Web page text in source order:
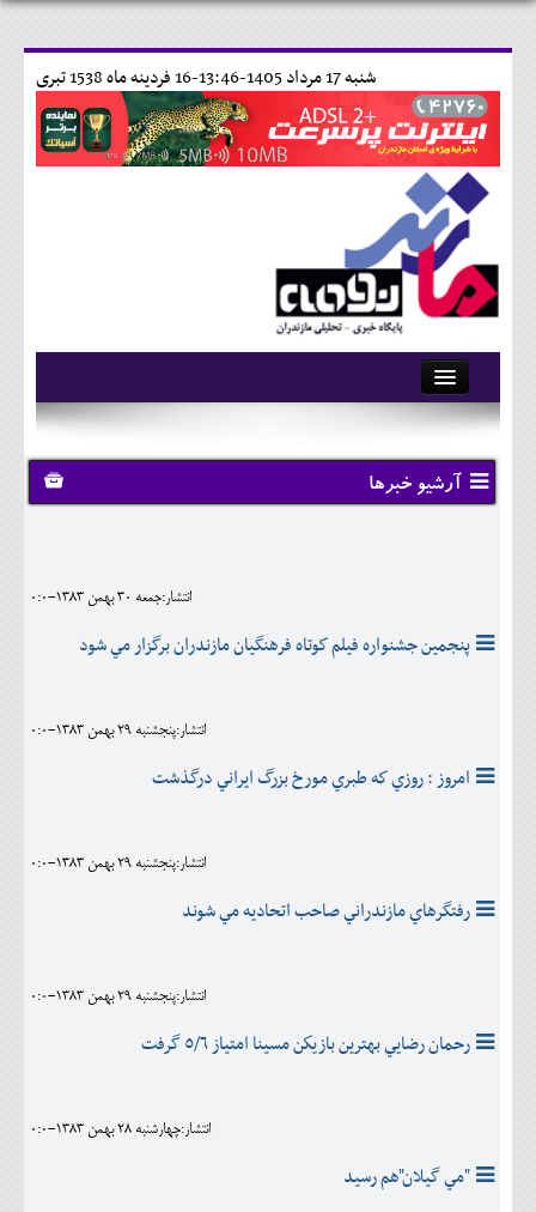
16 فردينه ماه 1538 تبری شنبه 17 مرداد 1405-13:46-
آرشیو
تماس با ما
وبلاگ
کلینیک
آرشیو خبرها
انتشار:جمعه 30 بهمن 1383-0:0
پنجمين جشنواره فيلم كوتاه فرهنگيان مازندران برگزار مي شود
انتشار:پنجشنبه 29 بهمن 1383-0:0
امروز : روزي كه طبري مورخ بزرگ ايراني درگذشت
انتشار:پنجشنبه 29 بهمن 1383-0:0
رفتگرهاي مازندراني صاحب اتحاديه مي شوند
انتشار:پنجشنبه 29 بهمن 1383-0:0
رحمان رضايي بهترين بازيكن مسينا امتياز ‌٥/٦ گرفت
انتشار:چهارشنبه 28 بهمن 1383-0:0
"مي گيلان"هم رسيد